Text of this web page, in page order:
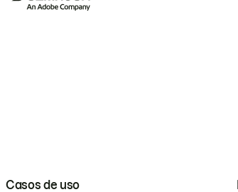
Casos de uso